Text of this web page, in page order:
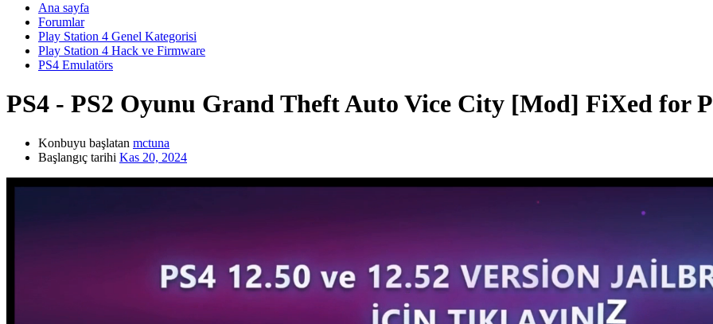
Ana sayfa
Forumlar
Play Station 4 Genel Kategorisi
Play Station 4 Hack ve Firmware
PS4 Emulatörs
PS4 - PS2 Oyunu Grand Theft Auto Vice City [Mod] FiXed for
Konbuyu başlatan mctuna
Başlangıç tarihi Kas 20, 2024